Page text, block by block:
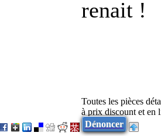
renait !
Toutes les pièces
à prix discount et
Dénoncer